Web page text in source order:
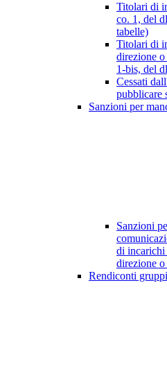
Titolari di
co. 1, del
tabelle)
Titolari di
direzione
1-bis, del
Cessati
pubblicare
Sanzioni per
Sanzioni
di
direzione
Rendiconti